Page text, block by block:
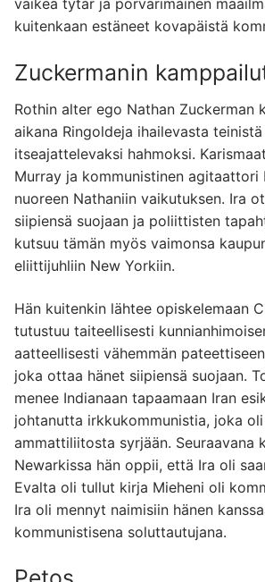
kuitenkaan estäneet kovapäistä
Zuckermanin
Rothin alter ego Nathan Zuckerman
aikana Ringoldeja ihailevasta
itseajattelevaksi hahmoksi.
Murray ja kommunistinen agitaattori
nuoreen Nathaniin vaikutuksen. Ira
siipiensä suojaan ja poliittisten
kutsuu tämän myös vaimonsa
eliittijuhliin New Yorkiin.
Hän kuitenkin lähtee opiskelemaan
tutustuu taiteellisesti
aatteellisesti vähemmän
joka ottaa hänet siipiensä suojaan.
menee Indianaan tapaamaan Iran
johtanutta irkkukommunistia, joka
ammattiliitosta syrjään. Seuraavana
Newarkissa hän oppii, että Ira oli
Evalta oli tullut kirja Mieheni oli
Ira oli mennyt naimisiin hänen
kommunistisena soluttautujana.